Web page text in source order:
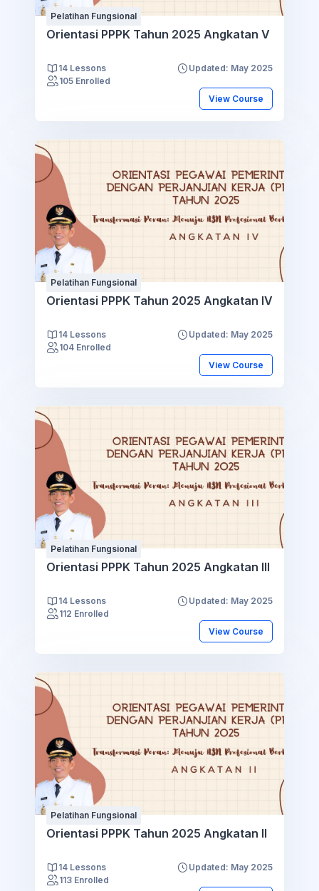
Pelatihan Fungsional
Orientasi PPPK Tahun 2025 Angkatan V
14 Lessons
Updated: May 2025
105 Enrolled
View Course
Pelatihan Fungsional
Orientasi PPPK Tahun 2025 Angkatan IV
14 Lessons
Updated: May 2025
104 Enrolled
View Course
Pelatihan Fungsional
Orientasi PPPK Tahun 2025 Angkatan III
14 Lessons
Updated: May 2025
112 Enrolled
View Course
Pelatihan Fungsional
Orientasi PPPK Tahun 2025 Angkatan II
14 Lessons
Updated: May 2025
113 Enrolled